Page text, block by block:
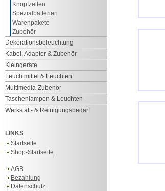
Knopfzellen
Spezialbatterien
Warenpakete
Zubehör
Dekorationsbeleuchtung
Kabel, Adapter & Zubehör
Kleingeräte
Leuchtmittel & Leuchten
Multimedia-Zubehör
Taschenlampen & Leuchten
Werkstatt- & Reinigungsbedarf
LINKS
Startseite
Shop-Startseite
AGB
Bezahlung
Datenschutz